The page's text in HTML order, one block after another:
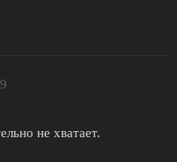
не хватает.